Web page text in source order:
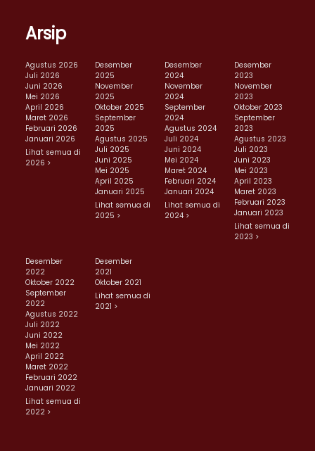
Arsip
Agustus 2026
Juli 2026
Juni 2026
Mei 2026
April 2026
Maret 2026
Februari 2026
Januari 2026
Lihat semua di
2026 >
Desember
2025
November
2025
Oktober 2025
September
2025
Agustus 2025
Juli 2025
Juni 2025
Mei 2025
April 2025
Januari 2025
Lihat semua di
2025 >
Desember
2024
November
2024
September
2024
Agustus 2024
Juli 2024
Juni 2024
Mei 2024
Maret 2024
Februari 2024
Januari 2024
Lihat semua di
2024 >
Desember
2023
November
2023
Oktober 2023
September
2023
Agustus 2023
Juli 2023
Juni 2023
Mei 2023
April 2023
Maret 2023
Februari 2023
Januari 2023
Lihat semua di
2023 >
Desember
2022
Oktober 2022
September
2022
Agustus 2022
Juli 2022
Juni 2022
Mei 2022
April 2022
Maret 2022
Februari 2022
Januari 2022
Lihat semua di
2022 >
Desember
2021
Oktober 2021
Lihat semua di
2021 >